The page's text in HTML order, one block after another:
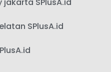
SPlusA.id